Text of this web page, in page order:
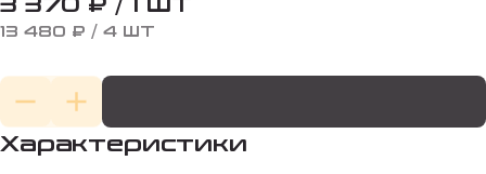
13 480 ₽ / 4 ШТ
Характеристики